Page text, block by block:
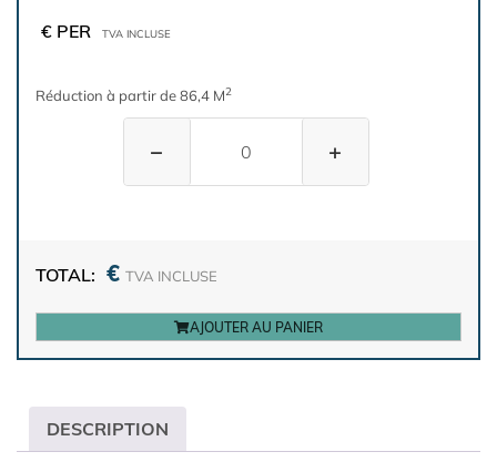
€ PER TVA INCLUSE
Réduction à partir de 86,4 M2
− +
TOTAL: € TVA INCLUSE
AJOUTER AU PANIER
DESCRIPTION